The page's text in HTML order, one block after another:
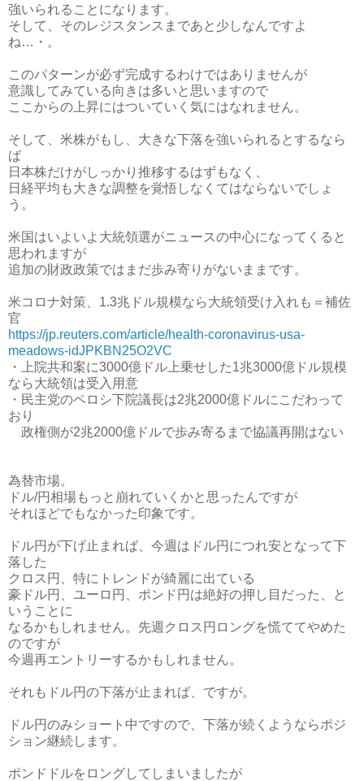
強いられることになります。
そして、そのレジスタンスまであと少しなんですよ
ね…・。
このパターンが必ず完成するわけではありませんが
意識してみている向きは多いと思いますので
ここからの上昇にはついていく気にはなれません。
そして、米株がもし、大きな下落を強いられるとするなら
ば
日本株だけがしっかり推移するはずもなく、
日経平均も大きな調整を覚悟しなくてはならないでしょ
う。
米国はいよいよ大統領選がニュースの中心になってくると
思われますが
追加の財政政策ではまだ歩み寄りがないままです。
米コロナ対策、1.3兆ドル規模なら大統領受け入れも＝補佐
官
https://jp.reuters.com/article/health-coronavirus-usa-
meadows-idJPKBN25O2VC
・上院共和案に3000億ドル上乗せした1兆3000億ドル規模
なら大統領は受入用意
・民主党のペロシ下院議長は2兆2000億ドルにこだわって
おり
政権側が2兆2000億ドルで歩み寄るまで協議再開はない
為替市場。
ドル/円相場もっと崩れていくかと思ったんですが
それほどでもなかった印象です。
ドル円が下げ止まれば、今週はドル円につれ安となって下
落した
クロス円、特にトレンドが綺麗に出ている
豪ドル円、ユーロ円、ポンド円は絶好の押し目だった、と
いうことに
なるかもしれません。先週クロス円ロングを慌ててやめた
のですが
今週再エントリーするかもしれません。
それもドル円の下落が止まれば、ですが。
ドル円のみショート中ですので、下落が続くようならポジ
ション継続します。
ポンドドルをロングしてしまいましたが